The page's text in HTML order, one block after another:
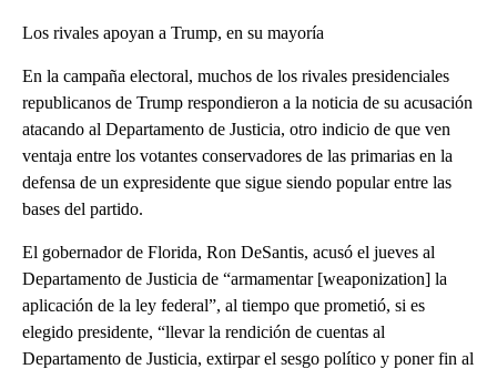
Los rivales apoyan a Trump, en su mayoría
En la campaña electoral, muchos de los rivales presidenciales
republicanos de Trump respondieron a la noticia de su acusación
atacando al Departamento de Justicia, otro indicio de que ven
ventaja entre los votantes conservadores de las primarias en la
defensa de un expresidente que sigue siendo popular entre las
bases del partido.
El gobernador de Florida, Ron DeSantis, acusó el jueves al
Departamento de Justicia de “armamentar [weaponization] la
aplicación de la ley federal”, al tiempo que prometió, si es
elegido presidente, “llevar la rendición de cuentas al
Departamento de Justicia, extirpar el sesgo político y poner fin al